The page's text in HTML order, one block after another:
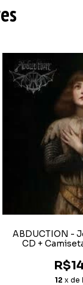
ABDUCTION -
CD +
12 x de